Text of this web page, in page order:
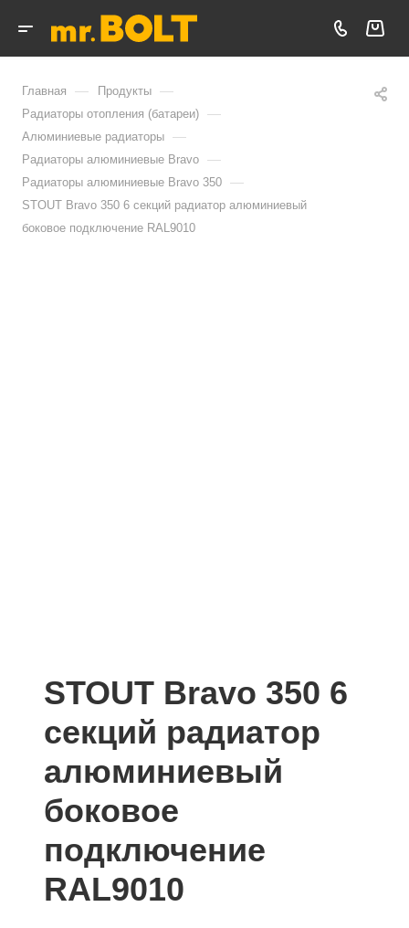
Главная — Продукты —
Радиаторы отопления (батареи) —
Алюминиевые радиаторы —
Радиаторы алюминиевые Bravo —
Радиаторы алюминиевые Bravo 350 —
STOUT Bravo 350 6 секций радиатор алюминиевый
боковое подключение RAL9010
STOUT Bravo 350 6
секций радиатор
алюминиевый
боковое
подключение
RAL9010